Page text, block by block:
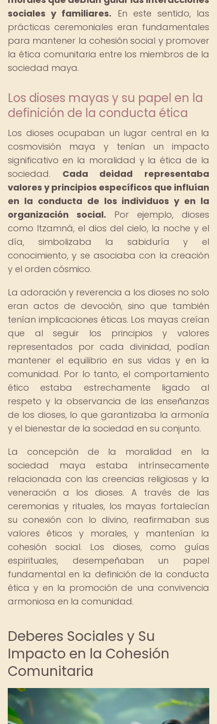
sociales y familiares. En este sentido, las
prácticas ceremoniales eran fundamentales
para mantener la cohesión social y promover
la ética comunitaria entre los miembros de la
sociedad maya.
Los dioses mayas y su papel en la
definición de la conducta ética
Los dioses ocupaban un lugar central en la
cosmovisión maya y tenían un impacto
significativo en la moralidad y la ética de la
sociedad. Cada deidad representaba
valores y principios específicos que influían
en la conducta de los individuos y en la
organización social. Por ejemplo, dioses
como Itzamná, el dios del cielo, la noche y el
día, simbolizaba la sabiduría y el
conocimiento, y se asociaba con la creación
y el orden cósmico.
La adoración y reverencia a los dioses no solo
eran actos de devoción, sino que también
tenían implicaciones éticas. Los mayas creían
que al seguir los principios y valores
representados por cada divinidad, podían
mantener el equilibrio en sus vidas y en la
comunidad. Por lo tanto, el comportamiento
ético estaba estrechamente ligado al
respeto y la observancia de las enseñanzas
de los dioses, lo que garantizaba la armonía
y el bienestar de la sociedad en su conjunto.
La concepción de la moralidad en la
sociedad maya estaba intrínsecamente
relacionada con las creencias religiosas y la
veneración a los dioses. A través de las
ceremonias y rituales, los mayas fortalecían
su conexión con lo divino, reafirmaban sus
valores éticos y morales, y mantenían la
cohesión social. Los dioses, como guías
espirituales, desempeñaban un papel
fundamental en la definición de la conducta
ética y en la promoción de una convivencia
armoniosa en la comunidad.
Deberes Sociales y Su
Impacto en la Cohesión
Comunitaria